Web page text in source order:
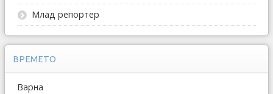
Млад репортер
ВРЕМЕТО
Варна